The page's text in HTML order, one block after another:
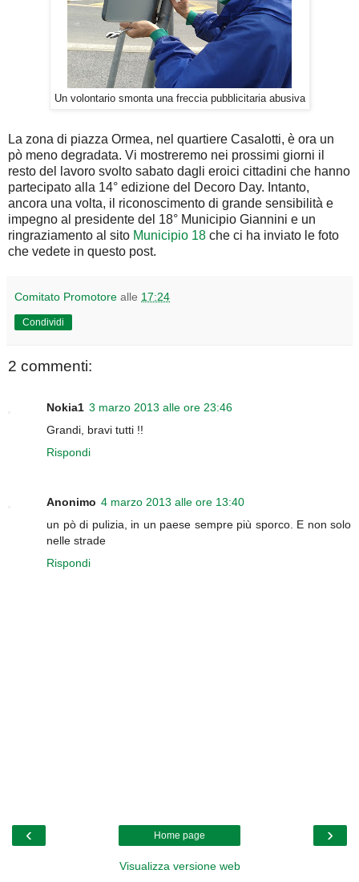
Un volontario smonta una freccia pubblicitaria abusiva
La zona di piazza Ormea, nel quartiere Casalotti, è ora un
pò meno degradata. Vi mostreremo nei prossimi giorni il
resto del lavoro svolto sabato dagli eroici cittadini che hanno
partecipato alla 14° edizione del Decoro Day. Intanto,
ancora una volta, il riconoscimento di grande sensibilità e
impegno al presidente del 18° Municipio Giannini e un
ringraziamento al sito Municipio 18 che ci ha inviato le foto
che vedete in questo post.
Comitato Promotore alle 17:24
Condividi
2 commenti:
Nokia1 3 marzo 2013 alle ore 23:46
Grandi, bravi tutti !!
Rispondi
Anonimo 4 marzo 2013 alle ore 13:40
un pò di pulizia, in un paese sempre più sporco. E non solo
nelle strade
Rispondi
‹ ›
Home page
Visualizza versione web